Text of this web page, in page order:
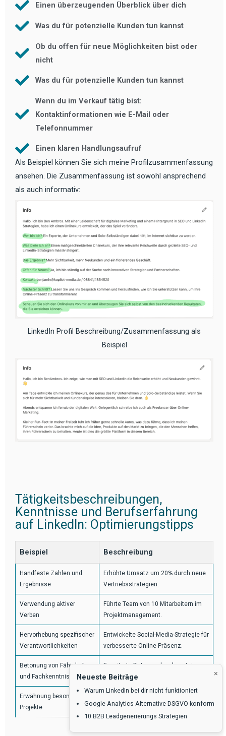
Einen überzeugenden Überblick über dich
Was du für potenzielle Kunden tun kannst
Ob du offen für neue Möglichkeiten bist oder
nicht
Was du für potenzielle Kunden tun kannst
Wenn du im Verkauf tätig bist:
Kontaktinformationen wie E-Mail oder
Telefonnummer
Einen klaren Handlungsaufruf
Als Beispiel können Sie sich meine Profilzusammenfassung
ansehen. Die Zusammenfassung ist sowohl ansprechend
als auch informativ:
LinkedIn Profil Beschreibung/Zusammenfassung als
Beispiel
Tätigkeitsbeschreibungen,
Kenntnisse und Berufserfahrung
auf LinkedIn: Optimierungstipps
Beispiel Beschreibung
Handfeste Zahlen und
Ergebnisse
Erhöhte Umsatz um 20% durch neue
Vertriebsstrategien.
Verwendung aktiver
Verben
Führte Team von 10 Mitarbeitern im
Projektmanagement.
Hervorhebung spezifischer
Verantwortlichkeiten
Entwickelte Social-Media-Strategie für
verbesserte Online-Präsenz.
Betonung von Fähigkeiten
und Fachkenntnissen
Erweiterte Datenanalysekenntnisse
mit SQL und Python.
Erwähnung besonderer
Projekte
Beschwerderate um 30%.
×
Neueste Beiträge
Warum LinkedIn bei dir nicht funktioniert
Google Analytics Alternative DSGVO konform
10 B2B Leadgenerierungs Strategien